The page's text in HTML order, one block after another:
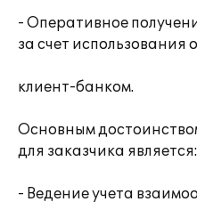
- Оперативное
за счет использования
клиент-банком.
Основным
для заказчика является:
- Ведение учета